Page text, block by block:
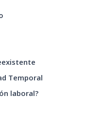
Temporal
laboral?